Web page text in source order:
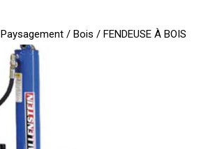
Paysagement / Bois / FENDEUSE À BOIS